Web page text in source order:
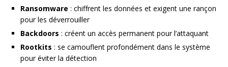
Ransomware : chiffrent les données et exigent une rançon
pour les déverrouiller
Backdoors : créent un accès permanent pour l’attaquant
Rootkits : se camouflent profondément dans le système
pour éviter la détection